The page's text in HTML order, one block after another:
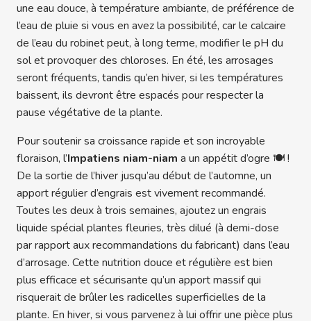
une eau douce, à température ambiante, de préférence de
l’eau de pluie si vous en avez la possibilité, car le calcaire
de l’eau du robinet peut, à long terme, modifier le pH du
sol et provoquer des chloroses. En été, les arrosages
seront fréquents, tandis qu’en hiver, si les températures
baissent, ils devront être espacés pour respecter la
pause végétative de la plante.
Pour soutenir sa croissance rapide et son incroyable
floraison, l’Impatiens niam-niam a un appétit d’ogre 🍽️ !
De la sortie de l’hiver jusqu’au début de l’automne, un
apport régulier d’engrais est vivement recommandé.
Toutes les deux à trois semaines, ajoutez un engrais
liquide spécial plantes fleuries, très dilué (à demi-dose
par rapport aux recommandations du fabricant) dans l’eau
d’arrosage. Cette nutrition douce et régulière est bien
plus efficace et sécurisante qu’un apport massif qui
risquerait de brûler les radicelles superficielles de la
plante. En hiver, si vous parvenez à lui offrir une pièce plus